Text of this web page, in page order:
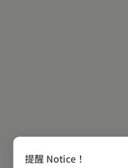
提醒 Notice！